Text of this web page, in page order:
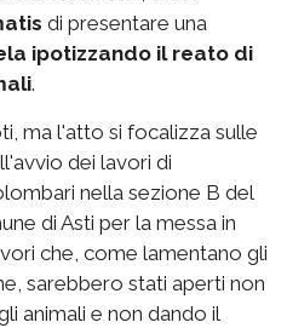
di presentare una
ipotizzando il reato di
.
ma l'atto si focalizza sulle
dei lavori di
nella sezione B del
di Asti per la messa in
che, come lamentano gli
sarebbero stati aperti non
animali e non dando il